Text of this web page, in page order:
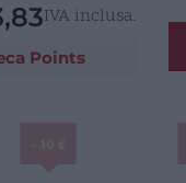
IVA inclusa.
Points